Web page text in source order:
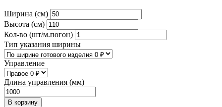
Ширина (см)
Высота (см)
Кол-во (шт/м.погон)
Тип указания ширины
Управление
Длина управления (мм)
В корзину